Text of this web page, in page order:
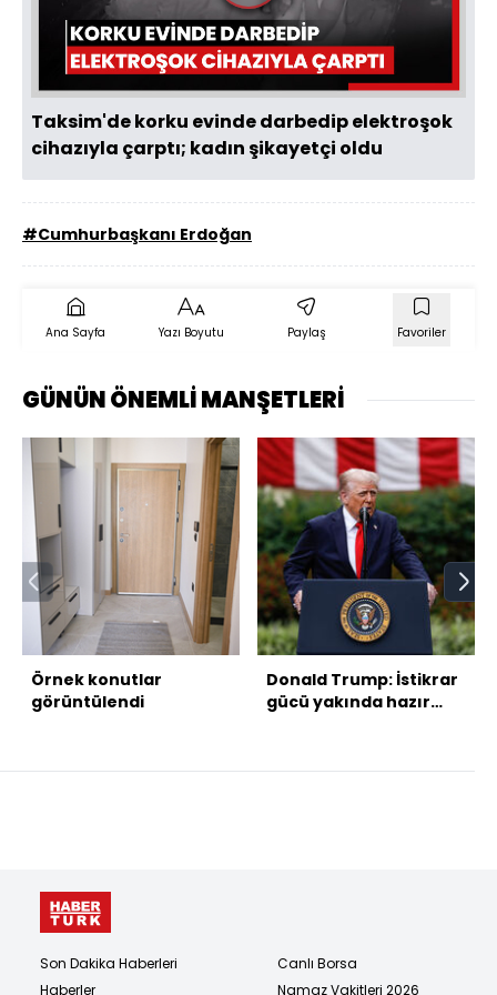
Oynat
Taksim'de korku evinde darbedip elektroşok
cihazıyla çarptı; kadın şikayetçi oldu
#Cumhurbaşkanı Erdoğan
Ana Sayfa Yazı Boyutu Paylaş Favoriler
GÜNÜN ÖNEMLİ MANŞETLERİ
Örnek konutlar
görüntülendi
Donald Trump: İstikrar
gücü yakında hazır
Son Dakika Haberleri
Haberler
Canlı Borsa
Namaz Vakitleri 2026